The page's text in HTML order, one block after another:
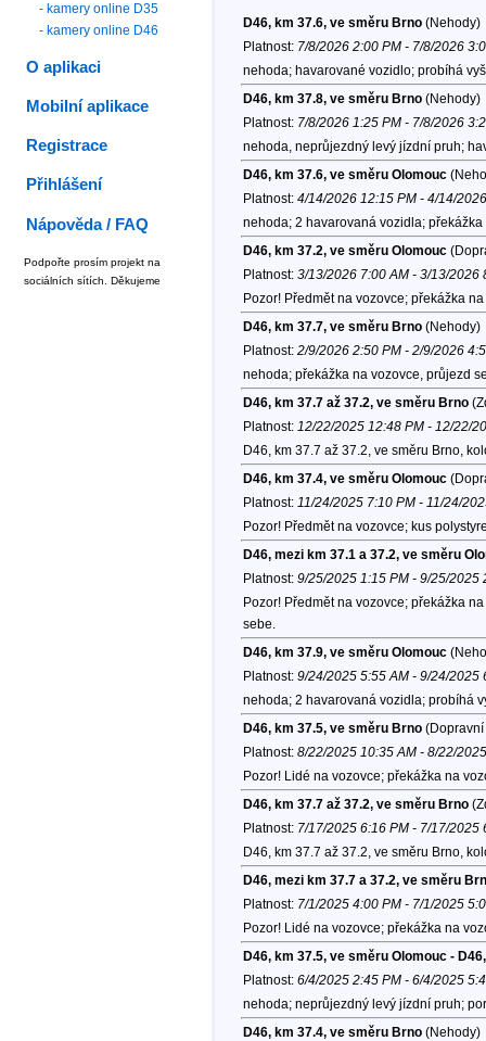
D46, km 37.6, ve směru Brno(Nehody)
Platnost: 7/8/2026 2:00 PM - 7/8/2026
nehoda; havarované vozidlo; probíhá
D46, km 37.8, ve směru Brno(Nehody)
Platnost: 7/8/2026 1:25 PM - 7/8/2026
nehoda, neprůjezdný levý jízdní pruh;
D46, km 37.6, ve směru Olomouc
Platnost: 4/14/2026 12:15 PM - 4/14/
nehoda; 2 havarovaná vozidla;
D46, km 37.2, ve směru Olomouc
Platnost: 3/13/2026 7:00 AM - 3/13/2026
Pozor! Předmět na vozovce; překážka
D46, km 37.7, ve směru Brno(Nehody)
Platnost: 2/9/2026 2:50 PM - 2/9/2026
nehoda; překážka na vozovce, průjezd
D46, km 37.7 až 37.2, ve směru Brno
Platnost: 12/22/2025 12:48 PM - 12/22/
D46, km 37.7 až 37.2, ve směru Brno,
D46, km 37.4, ve směru Olomouc
Platnost: 11/24/2025 7:10 PM - 11/24/
Pozor! Předmět na vozovce; kus
D46, mezi km 37.1 a 37.2, ve směru
Platnost: 9/25/2025 1:15 PM - 9/25/2025
Pozor! Předmět na vozovce; překážka
sebe.
D46, km 37.9, ve směru Olomouc
Platnost: 9/24/2025 5:55 AM - 9/24/2025
nehoda; 2 havarovaná vozidla; probíhá
D46, km 37.5, ve směru Brno(Dopravní
Platnost: 8/22/2025 10:35 AM - 8/22/
Pozor! Lidé na vozovce; překážka na
D46, km 37.7 až 37.2, ve směru Brno
Platnost: 7/17/2025 6:16 PM - 7/17/2025
D46, km 37.7 až 37.2, ve směru Brno,
D46, mezi km 37.7 a 37.2, ve směru
Platnost: 7/1/2025 4:00 PM - 7/1/2025
Pozor! Lidé na vozovce; překážka na
D46, km 37.5, ve směru Olomouc -
Platnost: 6/4/2025 2:45 PM - 6/4/2025
nehoda; neprůjezdný levý jízdní pruh;
D46, km 37.4, ve směru Brno(Nehody)
- kamery online D35
- kamery online D46
O aplikaci
Mobilní aplikace
Registrace
Přihlášení
Nápověda / FAQ
Podpořte prosím projekt na
sociálních sítích. Děkujeme